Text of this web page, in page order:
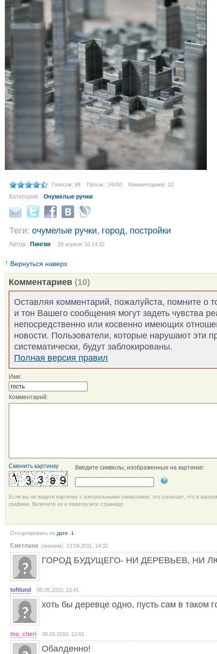
Голосов: 98 Просм.: 14450 Комментариев: 10
Категория: Очумелые ручки
Теги: очумелые ручки, город, постройки
Автор: Пингви 29 апреля´10 14:32
↑ Вернуться наверх
Комментариев (10)
Оставляя комментарий, пожалуйста, помните о
и тон Вашего сообщения могут задеть чувства
непосредственно или косвенно имеющих
новости. Пользователи, которые нарушают эти
систематически, будут заблокированы.
Полная версия правил
Имя:
Комментарий:
Сменить картинку Введите символы, изображенные на картинке:
Если вы не видите картинку с контрольными символами, это означает, что в
графики. Включите ее и перегрузите страницу.
Отсортировать по дате
Светлана (аноним) 12.04.2011, 14:32
ГОРОД БУДУЩЕГО- НИ ДЕРЕВЬЕВ, НИ
toftlund 05.05.2010, 23:41
хоть бы деревце одно, пусть сам в таком
ma_cheri 05.05.2010, 12:01
Обалденно!